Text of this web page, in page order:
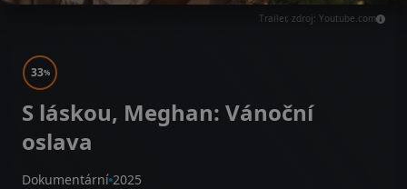
Trailer, zdroj: Youtube.com
33%
S láskou, Meghan: Vánoční
oslava
Dokumentární 2025